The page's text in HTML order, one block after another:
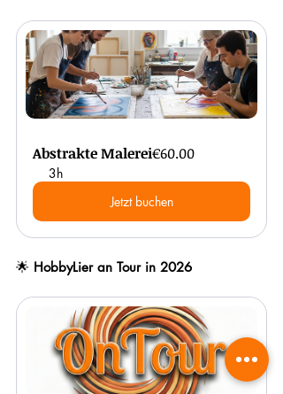
Abstrakte Malerei€60.00
3h
Jetzt buchen
🌟 HobbyLier an Tour in 2026